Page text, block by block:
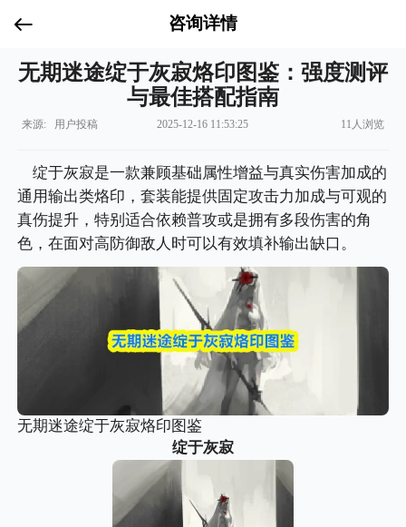
咨询详情
无期迷途绽于灰寂烙印图鉴：强度测评
与最佳搭配指南
来源: 用户投稿 2025-12-16 11:53:25 11人浏览
绽于灰寂是一款兼顾基础属性增益与真实伤害加成的
通用输出类烙印，套装能提供固定攻击力加成与可观的
真伤提升，特别适合依赖普攻或是拥有多段伤害的角
色，在面对高防御敌人时可以有效填补输出缺口。
无期迷途绽于灰寂烙印图鉴
绽于灰寂